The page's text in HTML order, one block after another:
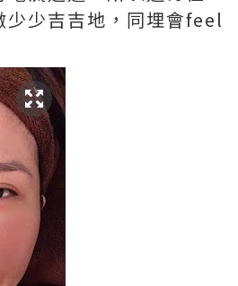
少少吉吉地，同埋會feel